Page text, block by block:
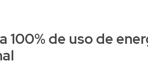
100% de uso de